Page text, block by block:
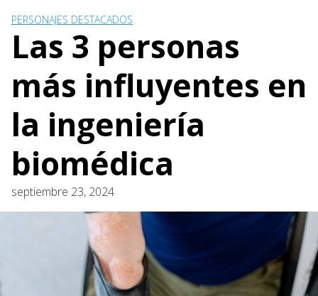
PERSONAJES DESTACADOS
Las 3 personas
más influyentes en
la ingeniería
biomédica
septiembre 23, 2024